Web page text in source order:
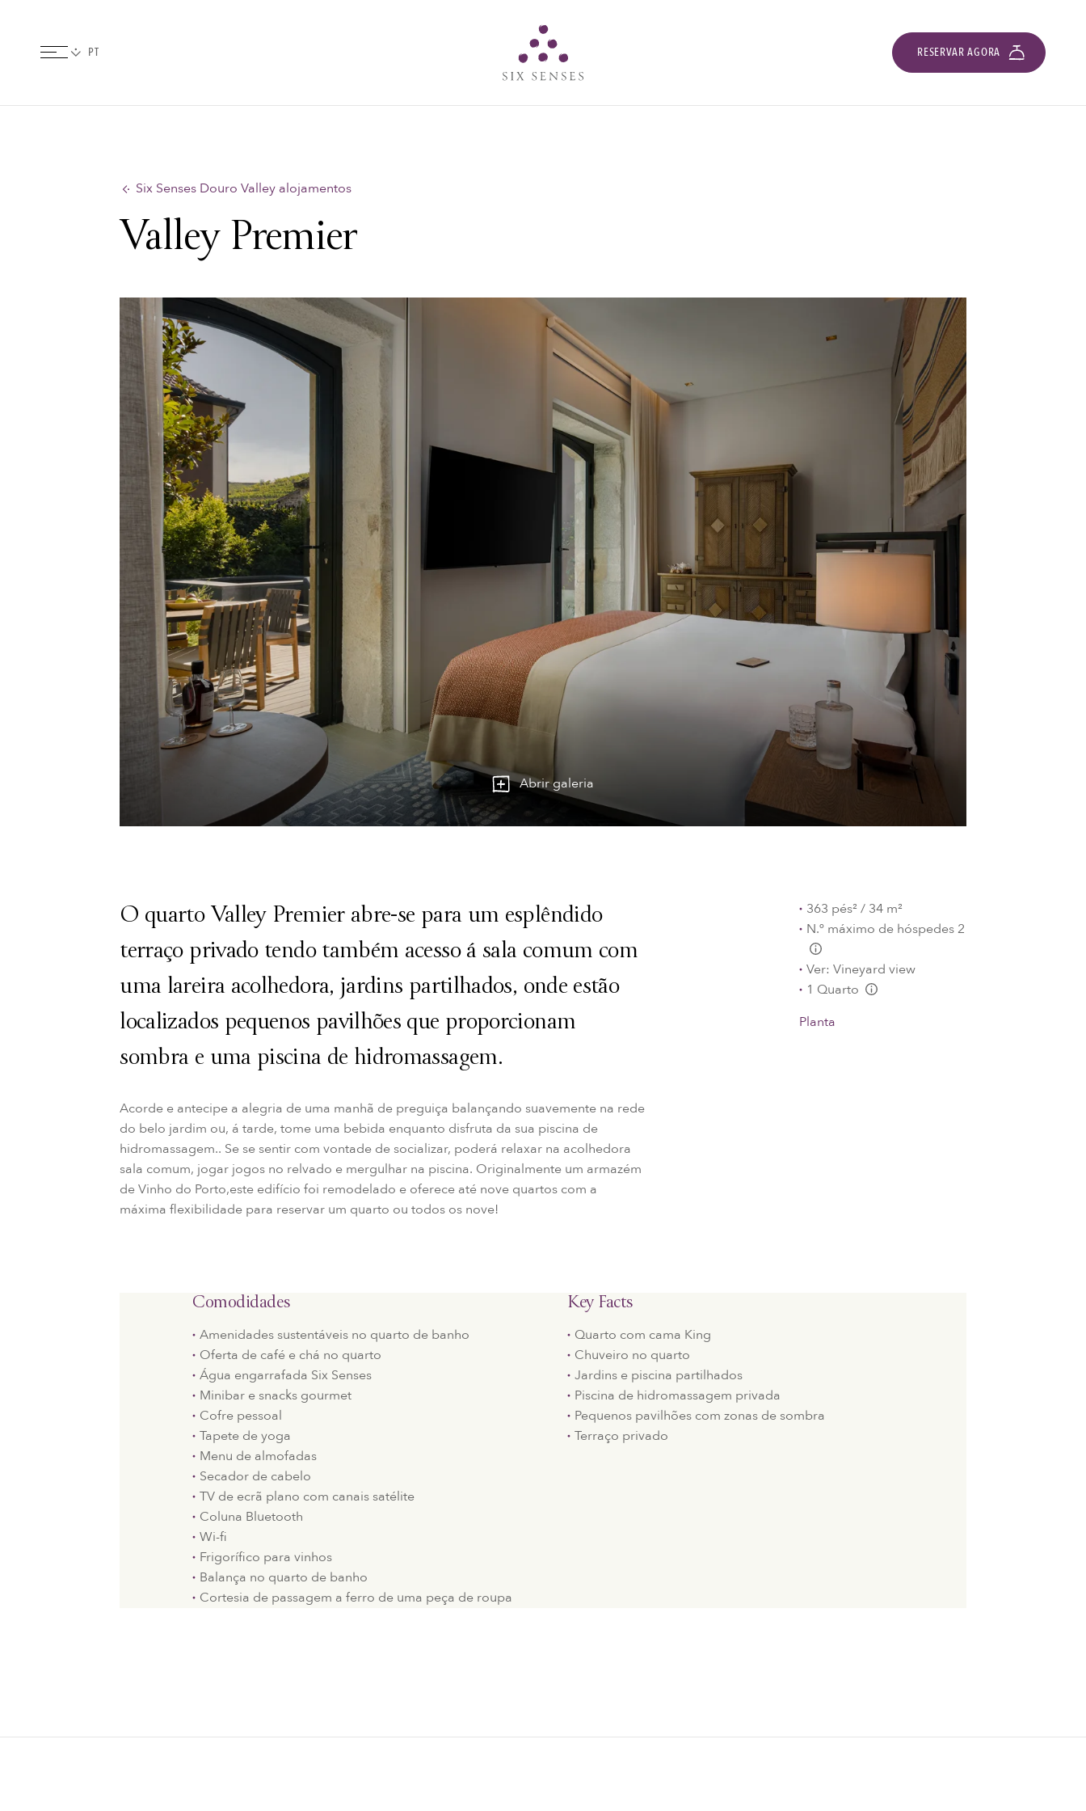
RESERVAR AGORA
Six Senses Douro Valley alojamentos
Valley Premier
Abrir galeria
O quarto Valley Premier abre-se para um esplêndido
terraço privado tendo também acesso á sala comum com
uma lareira acolhedora, jardins partilhados, onde estão
localizados pequenos pavilhões que proporcionam
sombra e uma piscina de hidromassagem.
Acorde e antecipe a alegria de uma manhã de preguiça balançando suavemente na rede
do belo jardim ou, á tarde, tome uma bebida enquanto disfruta da sua piscina de
hidromassagem.. Se se sentir com vontade de socializar, poderá relaxar na acolhedora
sala comum, jogar jogos no relvado e mergulhar na piscina. Originalmente um armazém
de Vinho do Porto,este edifício foi remodelado e oferece até nove quartos com a
máxima flexibilidade para reservar um quarto ou todos os nove!
363 pés² / 34 m²
N.º máximo de hóspedes 2
L:Generic.Info
Ver: Vineyard view
1 Quarto
L:Generic.Info
Planta
Comodidades
Amenidades sustentáveis no quarto de banho
Oferta de café e chá no quarto
Água engarrafada Six Senses
Minibar e snacks gourmet
Cofre pessoal
Tapete de yoga
Menu de almofadas
Secador de cabelo
TV de ecrã plano com canais satélite
Coluna Bluetooth
Wi-fi
Frigorífico para vinhos
Balança no quarto de banho
Cortesia de passagem a ferro de uma peça de roupa
Key Facts
Quarto com cama King
Chuveiro no quarto
Jardins e piscina partilhados
Piscina de hidromassagem privada
Pequenos pavilhões com zonas de sombra
Terraço privado